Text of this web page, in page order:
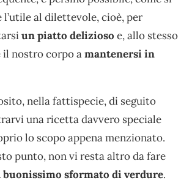
l’utile al dilettevole, cioè, per
un piatto delizioso e, allo stesso
nostro corpo amantenersi in
nella fattispecie, di seguito
una ricetta davvero speciale
lo scopo appena menzionato.
punto, non vi resta altro da fare
sformato di verdure.